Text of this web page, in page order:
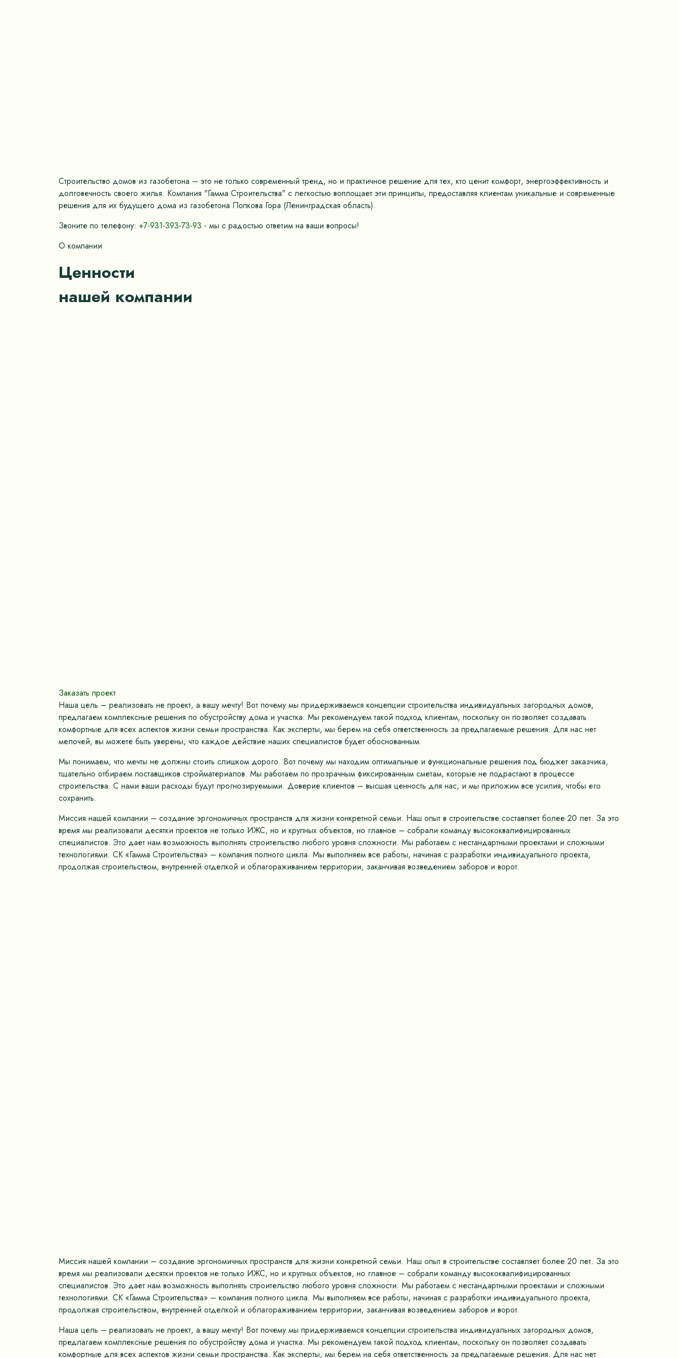
Строительство домов из газобетона – это не только современный тренд, но и практичное решение для тех, кто ценит комфорт, энергоэффективность и
долговечность своего жилья. Компания "Гамма Строительства" с легкостью воплощает эти принципы, предоставляя клиентам уникальные и современные
решения для их будущего дома из газобетона Попкова Гора (Ленинградская область).
Звоните по телефону: +7-931-393-73-93 - мы с радостью ответим на ваши вопросы!
О компании
Ценности
нашей компании
Заказать проект
Наша цель – реализовать не проект, а вашу мечту! Вот почему мы придерживаемся концепции строительства индивидуальных загородных домов,
предлагаем комплексные решения по обустройству дома и участка. Мы рекомендуем такой подход клиентам, поскольку он позволяет создавать
комфортные для всех аспектов жизни семьи пространства. Как эксперты, мы берем на себя ответственность за предлагаемые решения. Для нас нет
мелочей, вы можете быть уверены, что каждое действие наших специалистов будет обоснованным.
Мы понимаем, что мечты не должны стоить слишком дорого. Вот почему мы находим оптимальные и функциональные решения под бюджет заказчика,
тщательно отбираем поставщиков стройматериалов. Мы работаем по прозрачным фиксированным сметам, которые не подрастают в процессе
строительства. С нами ваши расходы будут прогнозируемыми. Доверие клиентов – высшая ценность для нас, и мы приложим все усилия, чтобы его
сохранить.
Миссия нашей компании – создание эргономичных пространств для жизни конкретной семьи. Наш опыт в строительстве составляет более 20 лет. За это
время мы реализовали десятки проектов не только ИЖС, но и крупных объектов, но главное – собрали команду высококвалифицированных
специалистов. Это дает нам возможность выполнять строительство любого уровня сложности. Мы работаем с нестандартными проектами и сложными
технологиями. СК «Гамма Строительства» – компания полного цикла. Мы выполняем все работы, начиная с разработки индивидуального проекта,
продолжая строительством, внутренней отделкой и облагораживанием территории, заканчивая возведением заборов и ворот.
Миссия нашей компании – создание эргономичных пространств для жизни конкретной семьи. Наш опыт в строительстве составляет более 20 лет. За это
время мы реализовали десятки проектов не только ИЖС, но и крупных объектов, но главное – собрали команду высококвалифицированных
специалистов. Это дает нам возможность выполнять строительство любого уровня сложности. Мы работаем с нестандартными проектами и сложными
технологиями. СК «Гамма Строительства» – компания полного цикла. Мы выполняем все работы, начиная с разработки индивидуального проекта,
продолжая строительством, внутренней отделкой и облагораживанием территории, заканчивая возведением заборов и ворот.
Наша цель – реализовать не проект, а вашу мечту! Вот почему мы придерживаемся концепции строительства индивидуальных загородных домов,
предлагаем комплексные решения по обустройству дома и участка. Мы рекомендуем такой подход клиентам, поскольку он позволяет создавать
комфортные для всех аспектов жизни семьи пространства. Как эксперты, мы берем на себя ответственность за предлагаемые решения. Для нас нет